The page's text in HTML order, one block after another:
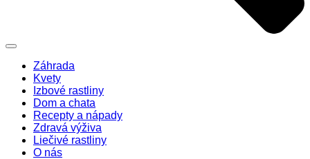
Záhrada
Kvety
Izbové rastliny
Dom a chata
Recepty a nápady
Zdravá výživa
Liečivé rastliny
O nás